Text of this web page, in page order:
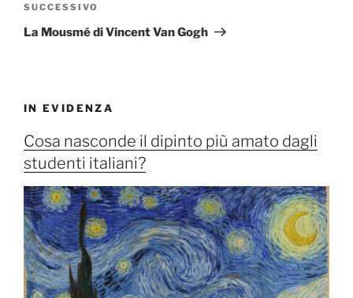
Articolo
successivo
SUCCESSIVO
La Mousmé di Vincent Van Gogh
IN EVIDENZA
Cosa nasconde il dipinto più amato dagli
studenti italiani?